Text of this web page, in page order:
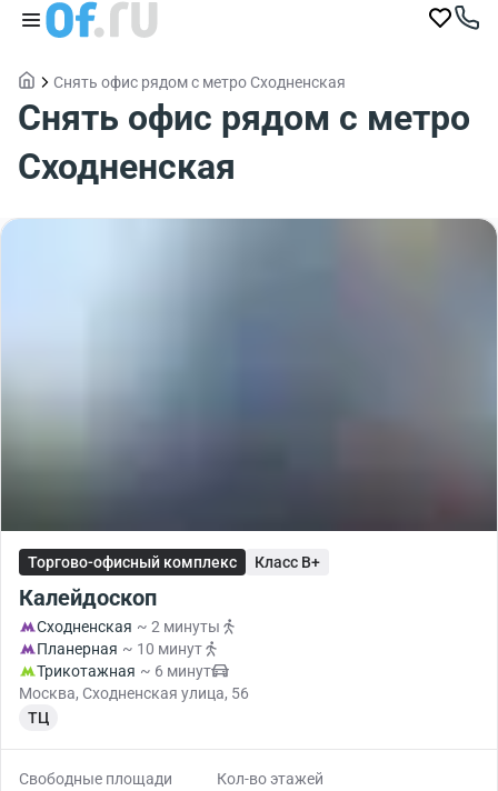
Снять офис рядом с метро Сходненская
Снять офис рядом с метро
Сходненская
Торгово-офисный комплекс Класс B+
Калейдоскоп
Сходненская ~ 2 минуты
Планерная ~ 10 минут
Трикотажная ~ 6 минут
Москва, Сходненская улица, 56
ТЦ
Свободные площади
Кол-во этажей